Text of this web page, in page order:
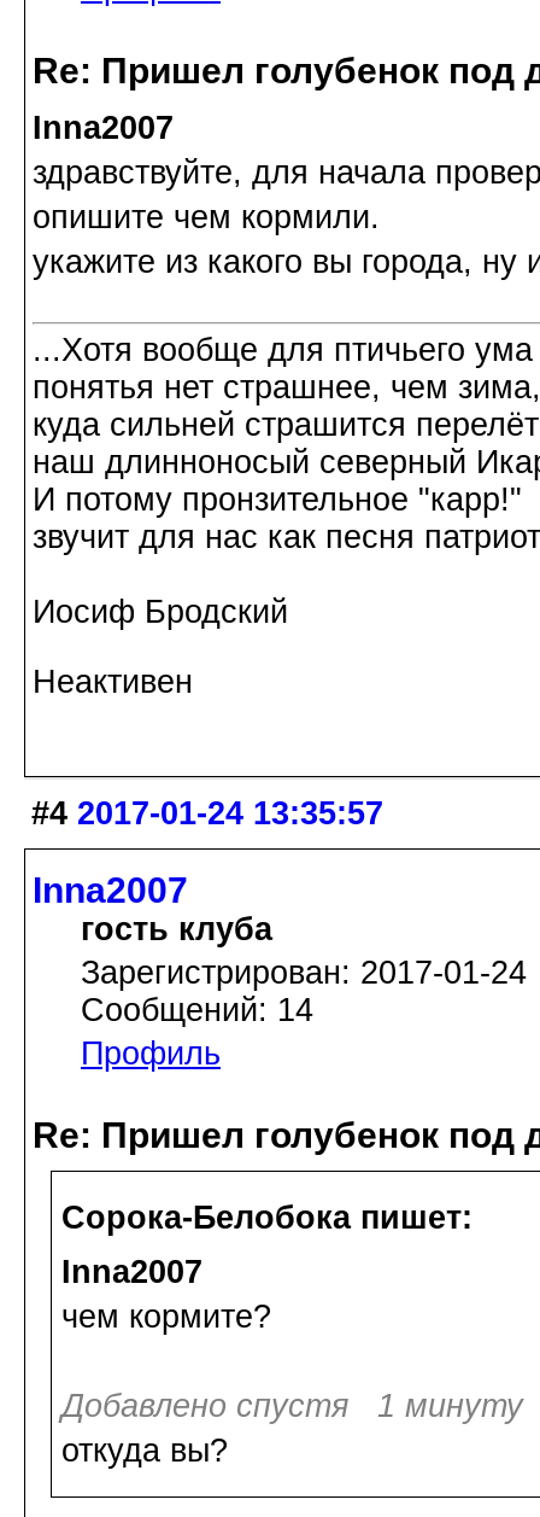
Re: Пришел голубенок под
Inna2007
здравствуйте, для начала
опишите чем кормили.
укажите из какого вы города,
...Хотя вообще для птичьего ума
понятья нет страшнее, чем зима,
куда сильней страшится
наш длинноносый северный
И потому пронзительное "карр!"
звучит для нас как песня
Иосиф Бродский
Неактивен
#4 2017-01-24 13:35:57
Inna2007
гость клуба
Зарегистрирован: 2017-01-24
Сообщений: 14
Профиль
Re: Пришел голубенок под
Сорока-Белобока пишет:
Inna2007
чем кормите?
Добавлено спустя 1 минуту
откуда вы?